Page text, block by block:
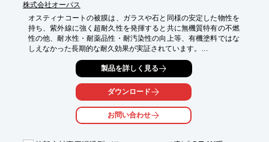
株式会社オーパス
オスティナコートの被膜は、ガラスや石と同様の安定した物性を
持ち、紫外線に強く超耐久性を発揮すると共に無機質特有の不燃
性の他、耐水性・耐薬品性・耐汚染性の向上等、有機塗料ではな
しえなかった長期的な耐久効果が実証されています。
また、完全硬化後の被膜は無機以外の物質を含まず、人体（使用
者や施工者）、環境（ＶＯＣの削減）に配慮したコーティング材
料でもあります。テリオスコートシリーズは無機質特有の防汚性
能と光沢保持特性で基材を紫外線や雨水から保護し、耐薬品性、
耐溶剤性に優れた効果を発揮することから落書き防止用のコーテ
ィング剤、内外装防汚コーティング剤として土木、建築分野で広
く使用されています
製品を詳しく見る
ダウンロード
お問い合わせ